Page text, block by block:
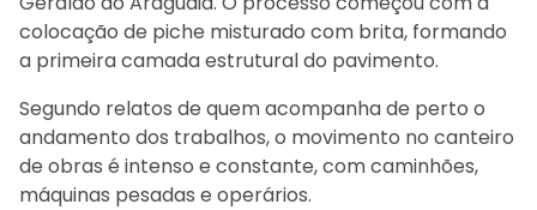
colocação de piche misturado com brita, formando
a primeira camada estrutural do pavimento.
Segundo relatos de quem acompanha de perto o
andamento dos trabalhos, o movimento no canteiro
de obras é intenso e constante, com caminhões,
máquinas pesadas e operários.